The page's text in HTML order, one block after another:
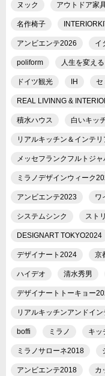
ヌック アウトドア家
名作椅子
アンビエンテ2026 イ
poliform 人生を変える
ドイツ観光 IH セ
REAL LIVINNG &
積水ハウス 白いキッ
リアルキッチン＆インテ
メッセフランクフルトジャ
ミラノデザインウィーク
アンビエンテ2023 ワ
システムシンク スト
DESIGNART TOKYO2024
デザイナート2024 京
ハイデオ 清水秀男
デザイナートトーキョー
リアルキッチンアンドイン
boffi ミラノ キッ
ミラノサローネ2018
アンビエンテ2018 カ